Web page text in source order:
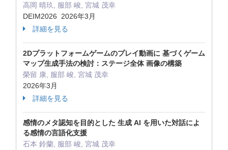
高岡 晴玖, 服部 峻, 宮城 茂幸
DEIM2026 2026年3月
詳細を見る
2Dプラットフォームゲームのプレイ動画に 基づくゲーム
マップ生成手法の検討：ステージ全体 画像の構築
榮留 康, 服部 峻, 宮城 茂幸
2026年3月
詳細を見る
感情のメタ認知を目的とした 生成 AI を用いた対話によ
る感情の言語化支援
石本 鈴蘭, 服部 峻, 宮城 茂幸